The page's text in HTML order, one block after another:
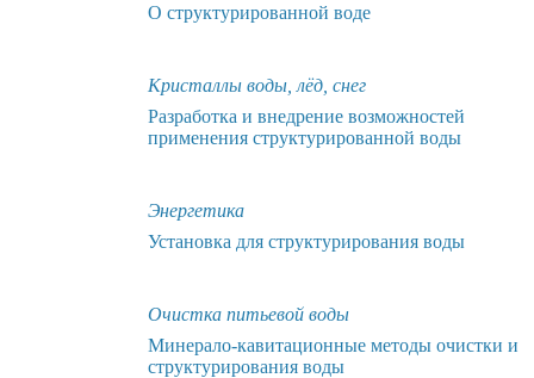
О структурированной воде
Кристаллы воды, лёд, снег
Разработка и внедрение возможностей
применения cтруктурированной воды
Энергетика
Установка для структурирования воды
Очистка питьевой воды
Минерало-кавитационные методы очистки и
структурирования воды